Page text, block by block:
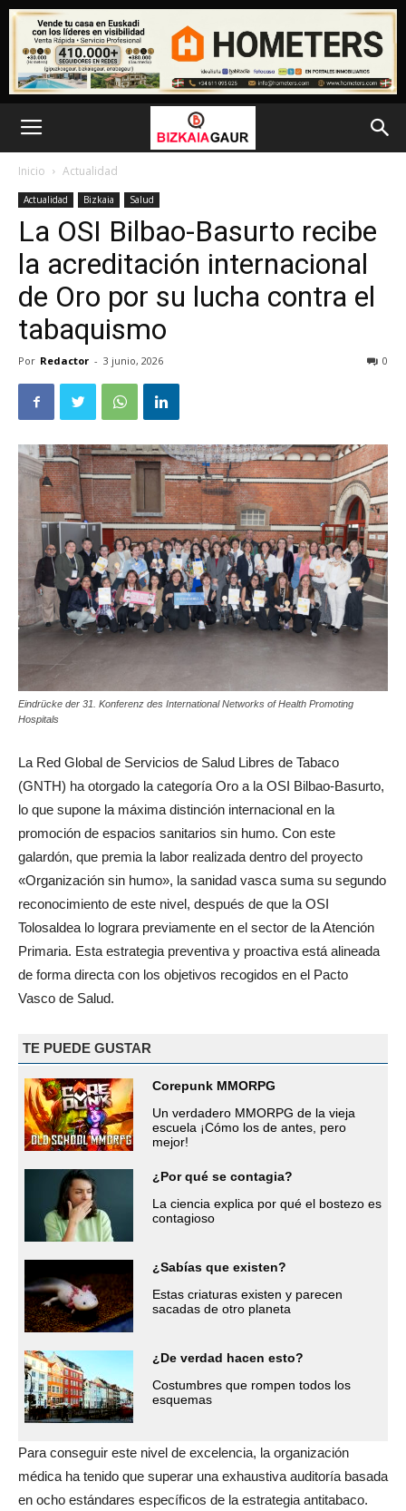
Inicio Actualidad
Actualidad Bizkaia Salud
La OSI Bilbao-Basurto recibe
la acreditación internacional
de Oro por su lucha contra el
tabaquismo
Por Redactor - 3 junio, 2026 0
Eindrücke der 31. Konferenz des International Networks of Health Promoting
Hospitals
La Red Global de Servicios de Salud Libres de Tabaco
(GNTH) ha otorgado la categoría Oro a la OSI Bilbao-Basurto,
lo que supone la máxima distinción internacional en la
promoción de espacios sanitarios sin humo. Con este
galardón, que premia la labor realizada dentro del proyecto
«Organización sin humo», la sanidad vasca suma su segundo
reconocimiento de este nivel, después de que la OSI
Tolosaldea lo lograra previamente en el sector de la Atención
Primaria. Esta estrategia preventiva y proactiva está alineada
de forma directa con los objetivos recogidos en el Pacto
Vasco de Salud.
TE PUEDE GUSTAR
Corepunk MMORPG
Un verdadero MMORPG de la vieja
escuela ¡Cómo los de antes, pero
mejor!
¿Por qué se contagia?
La ciencia explica por qué el bostezo es
contagioso
¿Sabías que existen?
Estas criaturas existen y parecen
sacadas de otro planeta
¿De verdad hacen esto?
Costumbres que rompen todos los
esquemas
Para conseguir este nivel de excelencia, la organización
médica ha tenido que superar una exhaustiva auditoría basada
en ocho estándares específicos de la estrategia antitabaco.